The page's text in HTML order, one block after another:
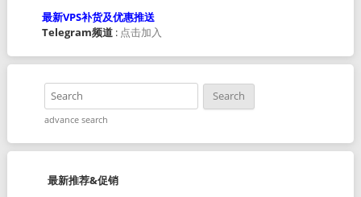
最新VPS补货及优惠推送
Telegram频道: 点击加入
advance search
最新推荐&促销